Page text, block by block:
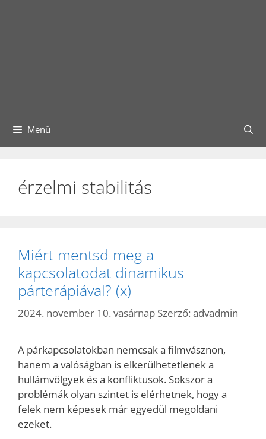
Menü
érzelmi stabilitás
Miért mentsd meg a
kapcsolatodat dinamikus
párterápiával? (x)
2024. november 10. vasárnap Szerző: advadmin
A párkapcsolatokban nemcsak a filmvásznon,
hanem a valóságban is elkerülhetetlenek a
hullámvölgyek és a konfliktusok. Sokszor a
problémák olyan szintet is elérhetnek, hogy a
felek nem képesek már egyedül megoldani
ezeket.